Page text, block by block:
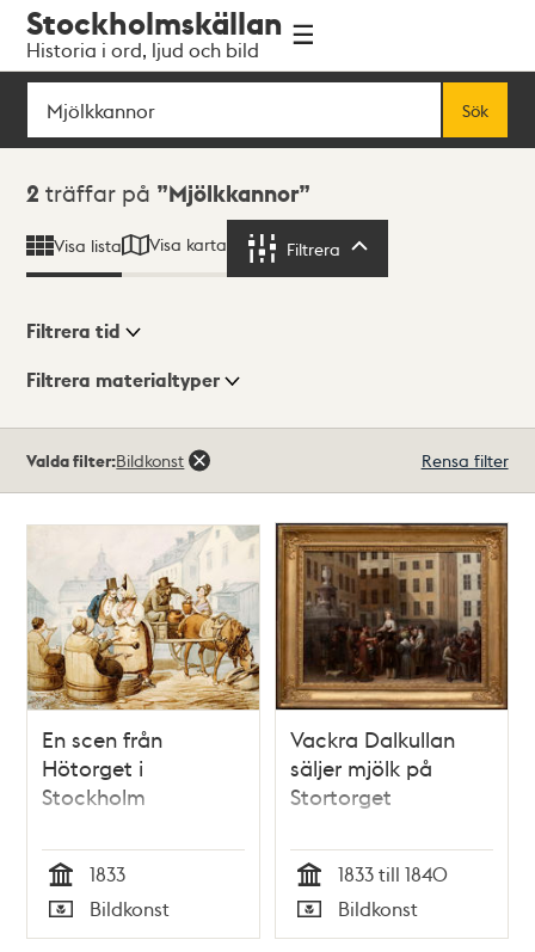
navigationen
huvudinnehållet
Stockholmskällan
Historia i ord, ljud och bild
Sök
Sök
Sökresultat
2 träffar på Mjölkkannor
Visa lista Visa karta Filtrera
Visningsläge
Filtrera tid
Filtrera materialtyper
träffar
Valda filter:Bildkonst Rensa filter
En scen från
Hötorget i
Stockholm
Tid
1833
Typ
Bildkonst
Vackra Dalkullan
säljer mjölk på
Stortorget
Tid
1833 till 1840
Typ
Bildkonst